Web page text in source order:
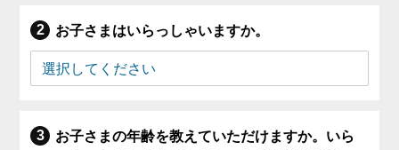
お子さまはいらっしゃいますか。
お子さまの年齢を教えていただけますか。いら